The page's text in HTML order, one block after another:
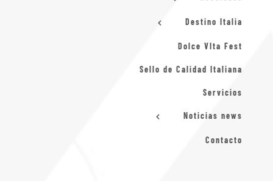
Destino Italia
Dolce VIta Fest
Sello de Calidad Italiana
Servicios
Noticias news
Contacto